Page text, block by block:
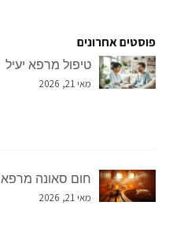
פוסטים אחרונים
טיפול מרפא יעיל
מאי 21, 2026
חום סאונה מרפא
מאי 21, 2026